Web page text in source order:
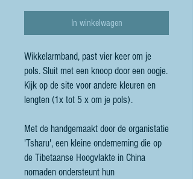
In winkelwagen
Wikkelarmband, past vier keer om je
pols. Sluit met een knoop door een oogje.
Kijk op de site voor andere kleuren en
lengten (1x tot 5 x om je pols).
Met de handgemaakt door de organistatie
'Tsharu', een kleine onderneming die op
de Tibetaanse Hoogvlakte in China
nomaden ondersteunt hun